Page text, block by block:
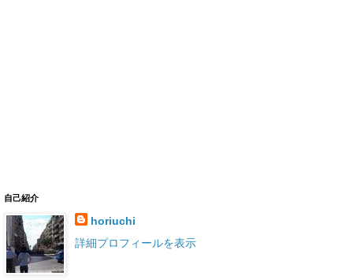
自己紹介
horiuchi
詳細プロフィールを表示